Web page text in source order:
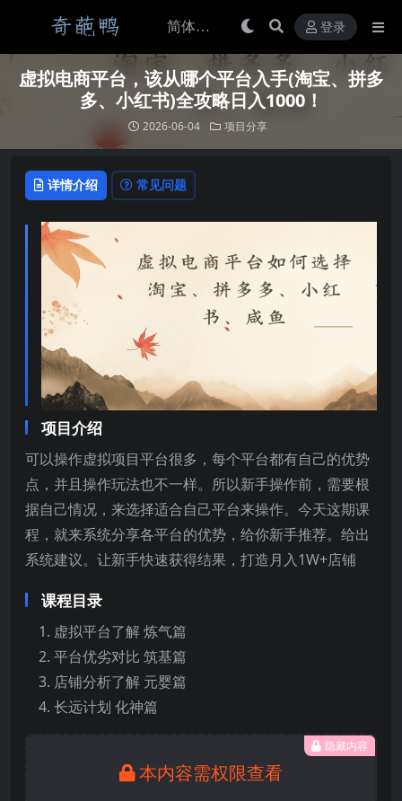
登录
虚拟电商平台，该从哪个平台入手(淘宝、拼多
多、小红书)全攻略日入1000！
2026-06-04 项目分享
详情介绍 常见问题
项目介绍
可以操作虚拟项目平台很多，每个平台都有自己的优势
点，并且操作玩法也不一样。所以新手操作前，需要根
据自己情况，来选择适合自己平台来操作。今天这期课
程，就来系统分享各平台的优势，给你新手推荐。给出
系统建议。让新手快速获得结果，打造月入1W+店铺
课程目录
虚拟平台了解 炼气篇
平台优劣对比 筑基篇
店铺分析了解 元婴篇
长远计划 化神篇
隐藏内容
本内容需权限查看